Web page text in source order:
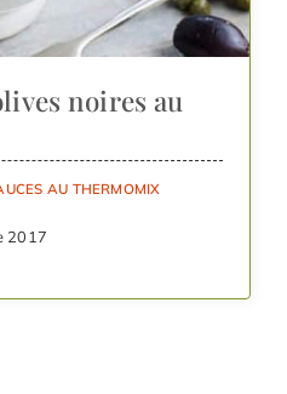
noires au
AU THERMOMIX
2017